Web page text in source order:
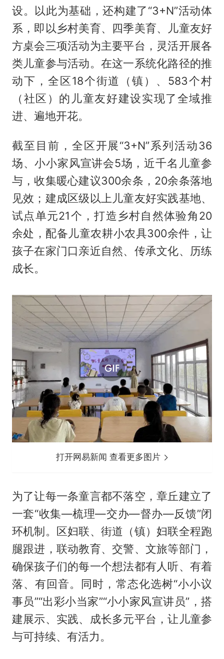
设。以此为基础，还构建了“3+N”活动体
系，即以乡村美育、四季美育、儿童友好
方桌会三项活动为主要平台，灵活开展各
类儿童参与活动。在这一系统化路径的推
动下，全区18个街道（镇）、583个村
（社区）的儿童友好建设实现了全域推
进、遍地开花。
截至目前，全区开展“3+N”系列活动36
场、小小家风宣讲会5场，近千名儿童参
与，收集暖心建议300余条，20余条落地
见效；建成区级以上儿童友好实践基地、
试点单元21个，打造乡村自然体验角20
余处，配备儿童农耕小农具300余件，让
孩子在家门口亲近自然、传承文化、历练
成长。
打开网易新闻 查看更多图片
为了让每一条童言都不落空，章丘建立了
一套“收集—梳理—交办—督办—反馈”闭
环机制。区妇联、街道（镇）妇联全程跑
腿跟进，联动教育、交警、文旅等部门，
确保孩子们的每一个想法都有人听、有着
落、有回音。同时，常态化选树“小小议
事员”“出彩小当家”“小小家风宣讲员”，搭
建展示、实践、成长多元平台，让儿童参
与可持续、有活力。